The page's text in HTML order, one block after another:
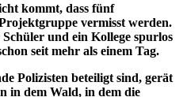
kommt, dass fünf
vermisst werden.
und ein Kollege spurlos
seit mehr als einem Tag.
Polizisten beteiligt sind, gerät
in dem Wald, in dem die